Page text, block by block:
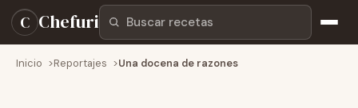
C ChefuriBuscar recetas
Inicio Reportajes Una docena de razones